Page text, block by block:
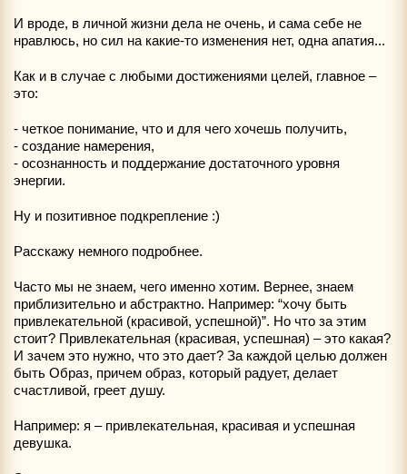
И вроде, в личной жизни дела не очень, и сама себе не
нравлюсь, но сил на какие-то изменения нет, одна апатия...
Как и в случае с любыми достижениями целей, главное –
это:
- четкое понимание, что и для чего хочешь получить,
- создание намерения,
- осознанность и поддержание достаточного уровня
энергии.
Ну и позитивное подкрепление :)
Расскажу немного подробнее.
Часто мы не знаем, чего именно хотим. Вернее, знаем
приблизительно и абстрактно. Например: “хочу быть
привлекательной (красивой, успешной)”. Но что за этим
стоит? Привлекательная (красивая, успешная) – это какая?
И зачем это нужно, что это дает? За каждой целью должен
быть Образ, причем образ, который радует, делает
счастливой, греет душу.
Например: я – привлекательная, красивая и успешная
девушка.